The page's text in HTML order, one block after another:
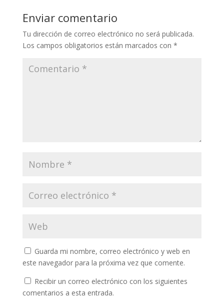
Enviar comentario
Tu dirección de correo electrónico no será publicada.
Los campos obligatorios están marcados con *
Guarda mi nombre, correo electrónico y web en
este navegador para la próxima vez que comente.
Recibir un correo electrónico con los siguientes
comentarios a esta entrada.